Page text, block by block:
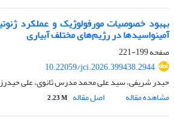
بهبود خصوصیات مورفولوژیک و عملکرد
آمینو‌اسیدها در رژیم‌های مختلف آبیاری
صفحه199-221
10.22059/jci.2026.399438.2944
حیدر شریفی، سید علی محمد مدرس ثانوی، علی
مشاهده مقاله
اصل مقاله 2.23 M